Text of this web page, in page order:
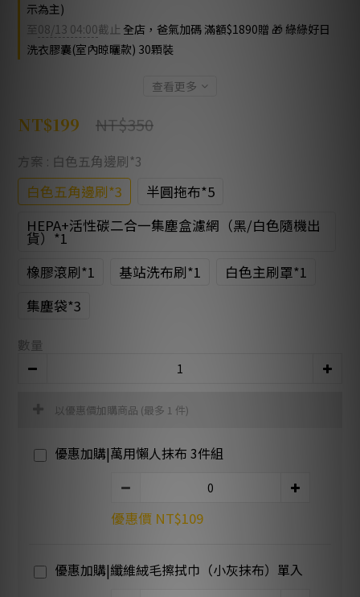
示為主)
至08/13 04:00截止 全店，爸氣加碼 滿額$1890贈 🎁 綠綠好日
洗衣膠囊(室內晾曬款) 30顆裝
查看更多
NT$350
NT$199
方案 : 白色五角邊刷*3
白色五角邊刷*3
半圓拖布*5
HEPA+活性碳二合一集塵盒濾網（黑/白色隨機出
貨）*1
橡膠滾刷*1
基站洗布刷*1
白色主刷罩*1
集塵袋*3
數量
以優惠價加購商品 (最多 1 件)
優惠加購|萬用懶人抹布 3件組
優惠價 NT$109
優惠加購|纖維絨毛擦拭巾（小灰抹布）單入